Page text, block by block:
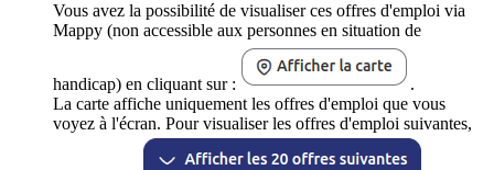
Vous avez la possibilité de visualiser ces offres d'emploi via
Mappy (non accessible aux personnes en situation de
handicap) en cliquant sur :
.
La carte affiche uniquement les offres d'emploi que vous
voyez à l'écran. Pour visualiser les offres d'emploi suivantes,